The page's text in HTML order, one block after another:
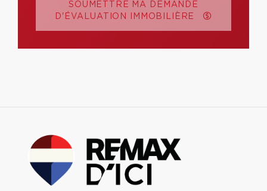
SOUMETTRE MA DEMANDE
D'ÉVALUATION IMMOBILIÈRE